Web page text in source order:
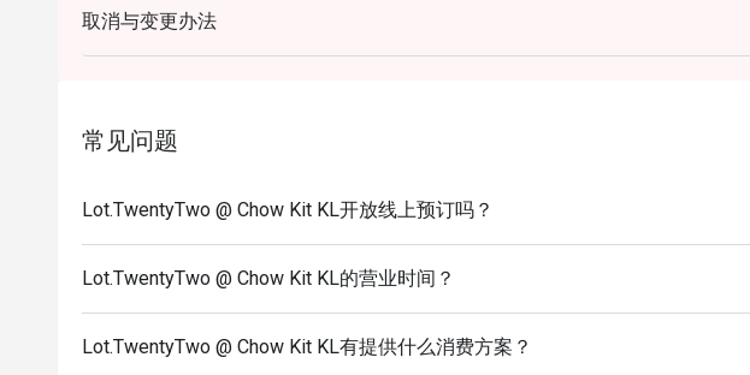
Eatigo discount apply to the number of people stated in your reservation,
size changes please edit your reservation. If you arrive with more people
during peak hour.
取消与变更办法
常见问题
Lot.TwentyTwo @ Chow Kit KL开放线上预订吗？
Lot.TwentyTwo @ Chow Kit KL的营业时间？
Lot.TwentyTwo @ Chow Kit KL有提供什么消费方案？